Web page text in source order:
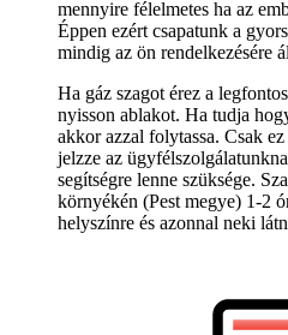
mennyire félelmetes ha az
Éppen ezért csapatunk a
mindig az ön rendelkezésére
Ha gáz szagot érez a
nyisson ablakot. Ha tudja
akkor azzal folytassa. Csak
jelzze az
segítségre lenne szüksége.
környékén (Pest megye) 1-2
helyszínre és azonnal neki